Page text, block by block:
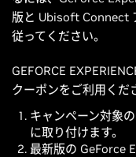
版と Ubisoft Connect
従ってください。
GEFORCE
クーポンをご利用くだ
キャンペーン対象
に取り付けます。
最新版の GeForce